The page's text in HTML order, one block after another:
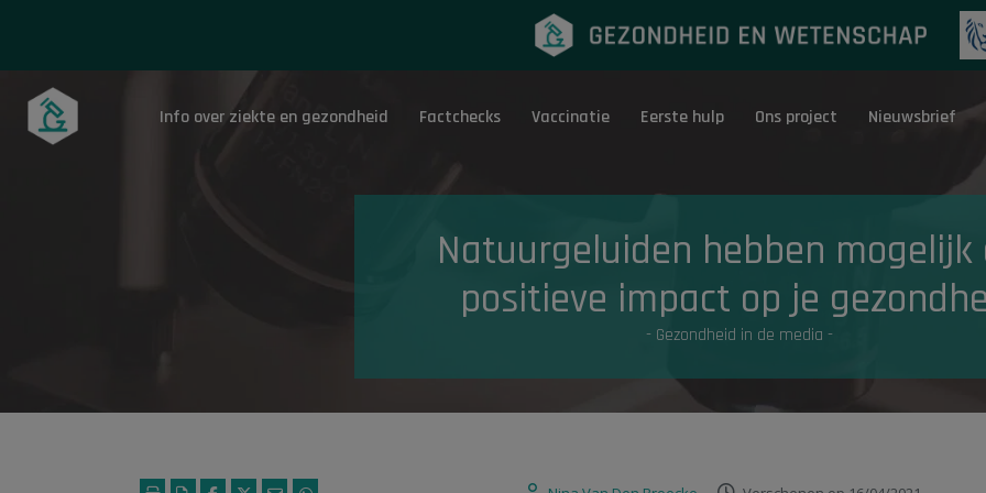
Onderwerpen Eerste hulp
Info over ziekte en gezondheid Factchecks Vaccinatie Eerste hulp Ons project Nieuwsbrief
Natuurgeluiden hebben mogelijk
positieve impact op je
- Gezondheid in de media -